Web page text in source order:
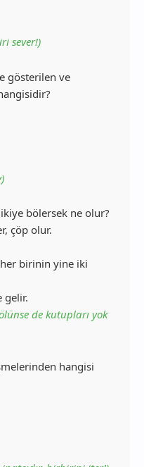
sever!)
gösterilen ve
ikiye bölersek ne olur?
çöp olur.
her birinin yine iki
gelir.
de kutupları yok
hangisi